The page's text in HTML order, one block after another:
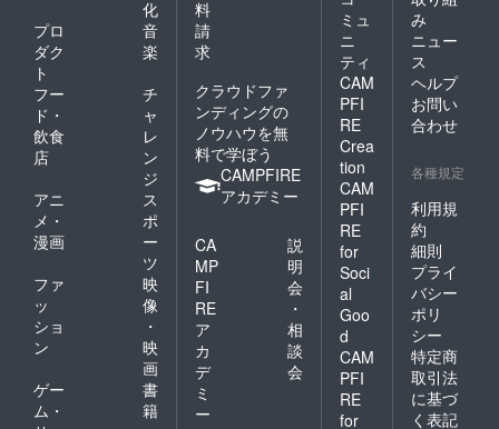
化
プロ
ダク
ト
音
楽
フー
ド・
飲食
店
チ
ャ
レ
ン
ジ
アニ
メ・
漫画
ス
ポ
ー
ツ
ファ
ッ
ショ
ン
映
像
・
映
画
ゲー
ム・
書
籍
料
請
求
クラウドファ
ンディングの
ノウハウを無
料で学ぼう
CAMPFIRE
アカデミー
CA
MP
FI
RE
ア
カ
デ
ミ
ー
説
明
会
・
相
談
会
ミュ
ニ
ティ
CAM
PFI
RE
Crea
tion
CAM
PFI
RE
for
Soci
al
Goo
d
CAM
PFI
RE
for
み
ニュー
ス
ヘルプ
お問い
合わせ
各種規定
利用規
約
細則
プライ
バシー
ポリ
シー
特定商
取引法
に基づ
く表記